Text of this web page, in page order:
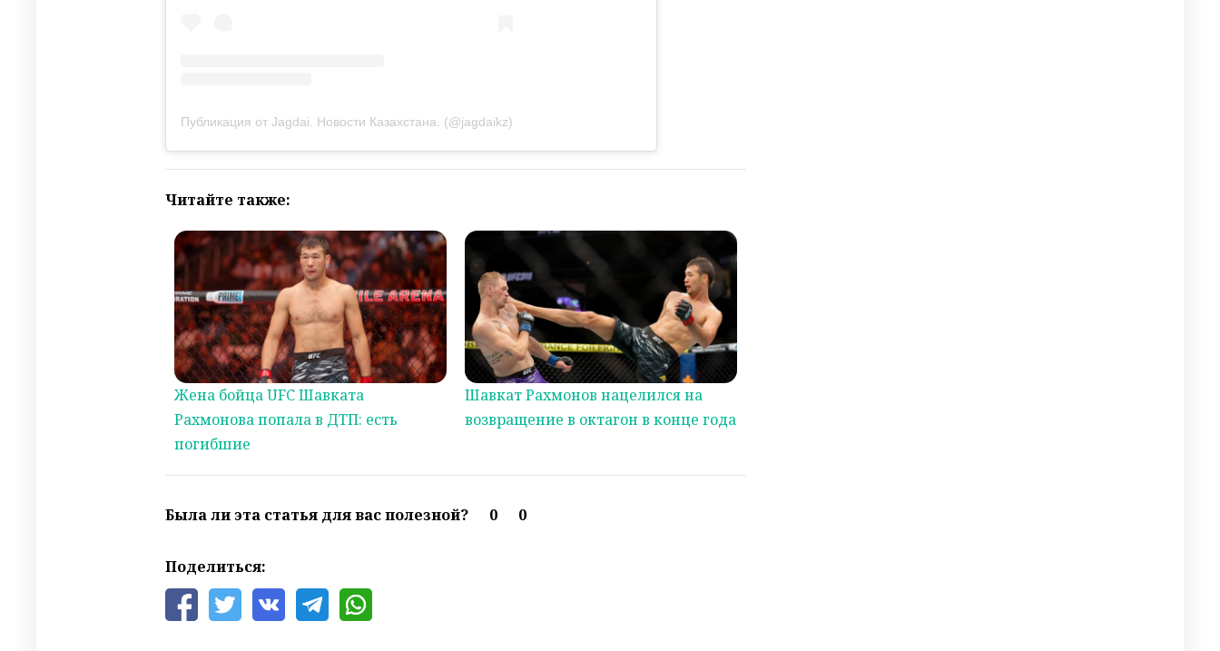
Публикация от Jagdai. Новости Казахстана. (@jagdaikz)
Читайте также:
Жена бойца UFC Шавката
Рахмонова попала в ДТП: есть
погибшие
Шавкат Рахмонов нацелился на
возвращение в октагон в конце года
Была ли эта статья для вас полезной? 0 0
Поделиться: